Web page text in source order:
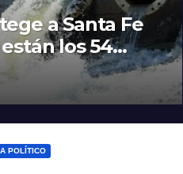
a Santa Fe
los 54
POLÍTICO